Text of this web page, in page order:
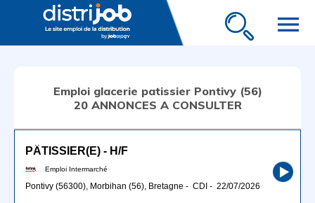
menu
Emploi glacerie patissier Pontivy (56)
20 ANNONCES A CONSULTER
PÂTISSIER(E) - H/F
Emploi Intermarché
Pontivy (56300), Morbihan (56), Bretagne - CDI - 22/07/2026